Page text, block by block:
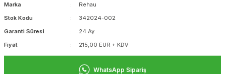
Marka
Rehau
Stok Kodu
342024-002
Garanti Süresi
24 Ay
Fiyat
215,00 EUR + KDV
WhatsApp Sipariş